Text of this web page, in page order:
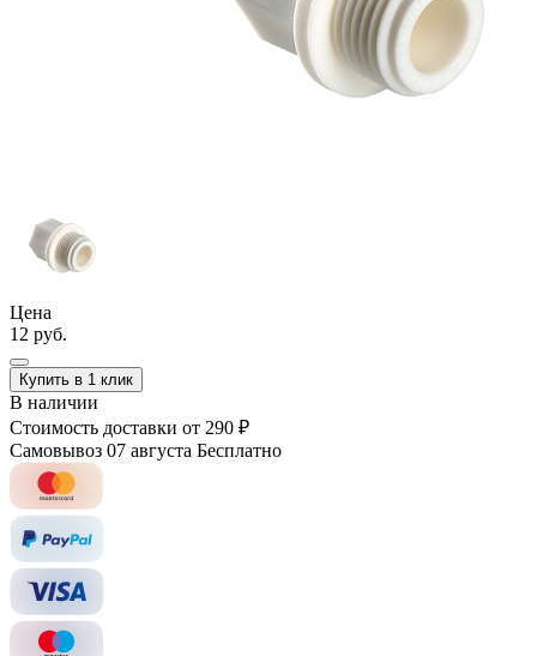
Цена
12 руб.
Купить в 1 клик
В наличии
Стоимость доставки от 290 ₽
Самовывоз 07 августа Бесплатно